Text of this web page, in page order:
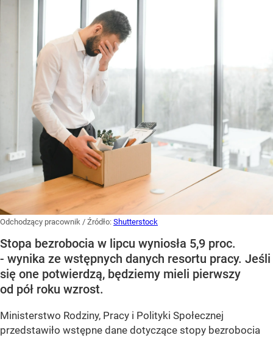
Odchodzący pracownik / Źródło: Shutterstock
Stopa bezrobocia w lipcu wyniosła 5,9 proc.
- wynika ze wstępnych danych resortu pracy. Jeśli
się one potwierdzą, będziemy mieli pierwszy
od pół roku wzrost.
Ministerstwo Rodziny, Pracy i Polityki Społecznej
przedstawiło wstępne dane dotyczące stopy bezrobocia